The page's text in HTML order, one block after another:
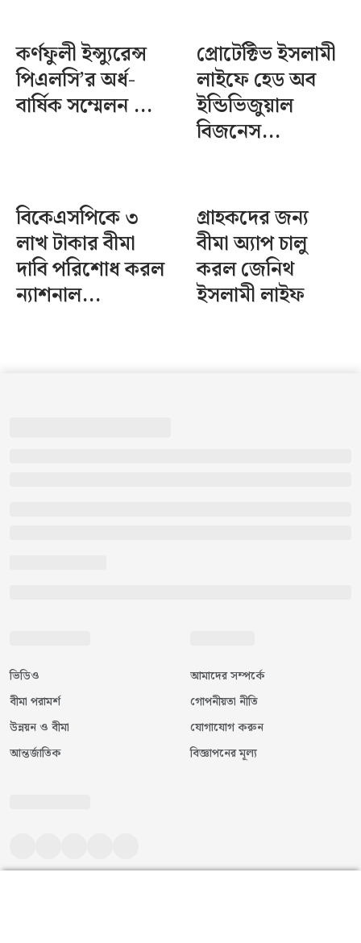
কর্ণফুলী ইন্স্যুরেন্স
পিএলসি’র অর্ধ-
বার্ষিক সম্মেলন ...
প্রোটেক্টিভ ইসলামী
লাইফে হেড অব
ইন্ডিভিজুয়াল
বিজনেস...
বিকেএসপিকে ৩
লাখ টাকার বীমা
দাবি পরিশোধ করল
ন্যাশনাল...
গ্রাহকদের জন্য
বীমা অ্যাপ চালু
করল জেনিথ
ইসলামী লাইফ
ভিডিও
বীমা পরামর্শ
উন্নয়ন ও বীমা
আন্তর্জাতিক
আমাদের সম্পর্কে
গোপনীয়তা নীতি
যোগাযোগ করুন
বিজ্ঞাপনের মূল্য